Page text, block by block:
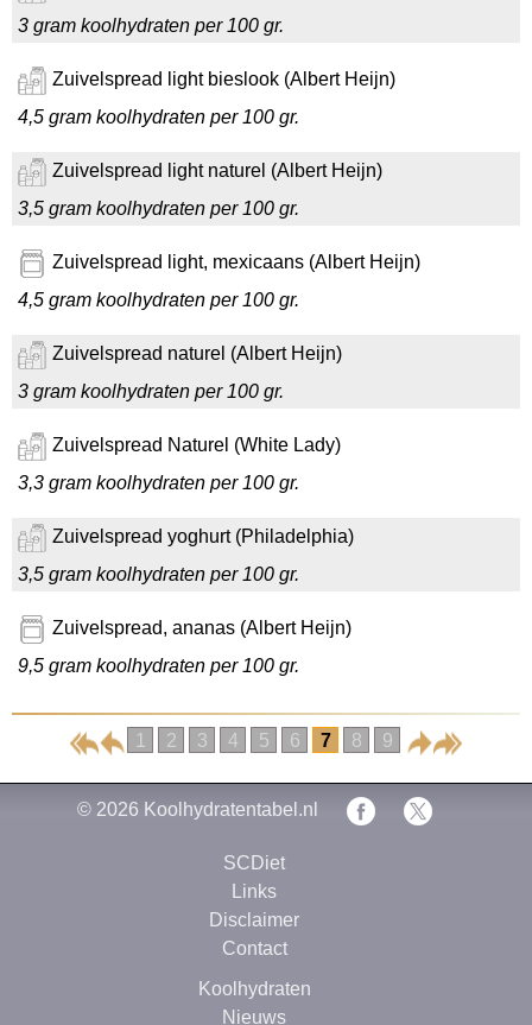
3 gram koolhydraten per 100 gr.
Zuivelspread light bieslook (Albert Heijn)
4,5 gram koolhydraten per 100 gr.
Zuivelspread light naturel (Albert Heijn)
3,5 gram koolhydraten per 100 gr.
Zuivelspread light, mexicaans (Albert Heijn)
4,5 gram koolhydraten per 100 gr.
Zuivelspread naturel (Albert Heijn)
3 gram koolhydraten per 100 gr.
Zuivelspread Naturel (White Lady)
3,3 gram koolhydraten per 100 gr.
Zuivelspread yoghurt (Philadelphia)
3,5 gram koolhydraten per 100 gr.
Zuivelspread, ananas (Albert Heijn)
9,5 gram koolhydraten per 100 gr.
1 2 3 4 5 6 7 8 9
© 2026 Koolhydratentabel.nl
SCDiet
Links
Disclaimer
Contact
Koolhydraten
Nieuws